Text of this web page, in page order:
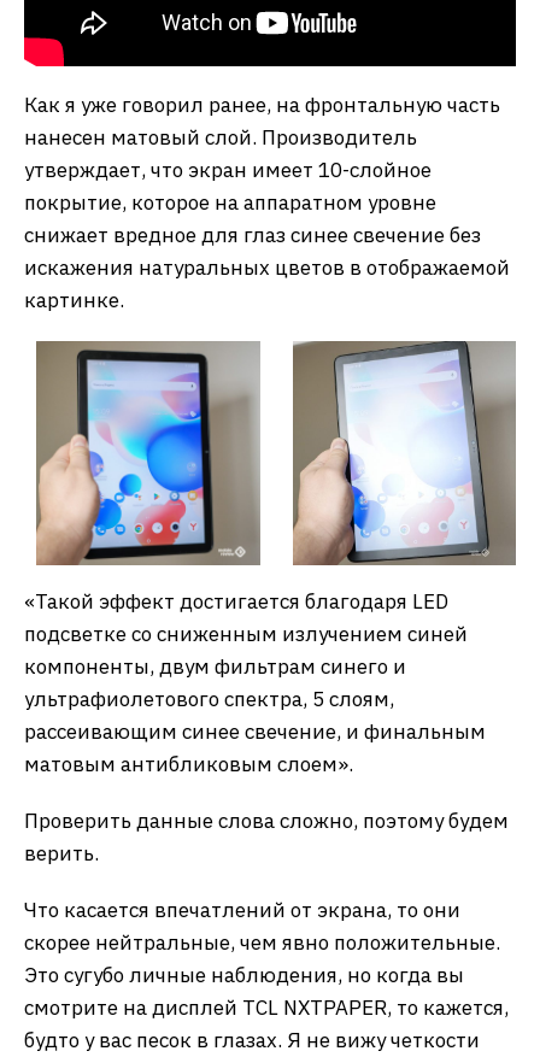
Как я уже говорил ранее, на фронтальную часть
нанесен матовый слой. Производитель
утверждает, что экран имеет 10-слойное
покрытие, которое на аппаратном уровне
снижает вредное для глаз синее свечение без
искажения натуральных цветов в отображаемой
картинке.
«Такой эффект достигается благодаря LED
подсветке со сниженным излучением синей
компоненты, двум фильтрам синего и
ультрафиолетового спектра, 5 слоям,
рассеивающим синее свечение, и финальным
матовым антибликовым слоем».
Проверить данные слова сложно, поэтому будем
верить.
Что касается впечатлений от экрана, то они
скорее нейтральные, чем явно положительные.
Это сугубо личные наблюдения, но когда вы
смотрите на дисплей TCL NXTPAPER, то кажется,
будто у вас песок в глазах. Я не вижу четкости